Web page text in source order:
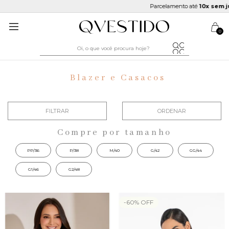
Parcelamento até10x sem
0
Blazer e Casacos
FILTRAR ORDENAR
Compre por tamanho
PP/36 P/38 M/40 G/42 GG/44
G1/46 G2/48
-60% OFF